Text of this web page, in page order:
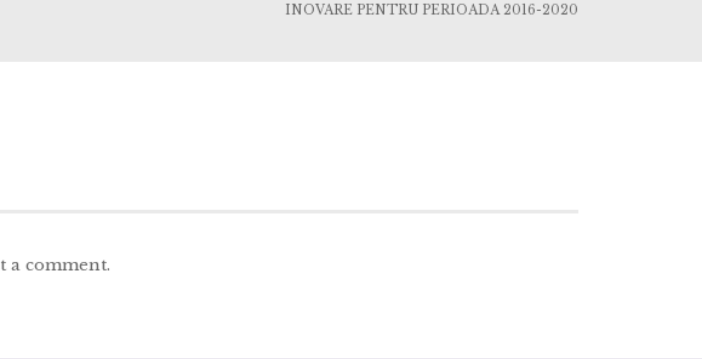
INOVARE PENTRU PERIOADA 2016-2020
a comment.